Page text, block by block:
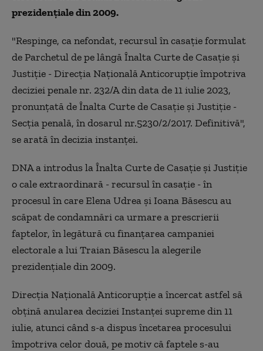
prezidenţiale din 2009.
"Respinge, ca nefondat, recursul în casaţie formulat
de Parchetul de pe lângă Înalta Curte de Casaţie şi
Justiţie - Direcţia Naţională Anticorupţie împotriva
deciziei penale nr. 232/A din data de 11 iulie 2023,
pronunţată de Înalta Curte de Casaţie şi Justiţie -
Secţia penală, în dosarul nr.5230/2/2017. Definitivă",
se arată în decizia instanţei.
DNA a introdus la Înalta Curte de Casaţie şi Justiţie
o cale extraordinară - recursul în casaţie - în
procesul în care Elena Udrea şi Ioana Băsescu au
scăpat de condamnări ca urmare a prescrierii
faptelor, în legătură cu finanţarea campaniei
electorale a lui Traian Băsescu la alegerile
prezidenţiale din 2009.
Direcţia Naţională Anticorupţie a încercat astfel să
obţină anularea deciziei Instanţei supreme din 11
iulie, atunci când s-a dispus încetarea procesului
împotriva celor două, pe motiv că faptele s-au